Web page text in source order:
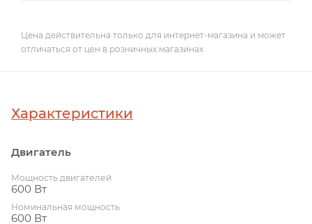
Цена действительна только для интернет-магазина и может
отличаться от цен в розничных магазинах
Характеристики
Двигатель
Мощность двигателей
600 Вт
Номинальная мощность
600 Вт